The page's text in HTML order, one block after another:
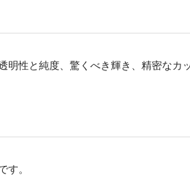
明性と純度、驚くべき輝き、精密なカ
。